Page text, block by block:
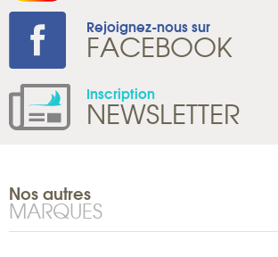
Rejoignez-nous sur
FACEBOOK
Inscription
NEWSLETTER
Nos autres
MARQUES